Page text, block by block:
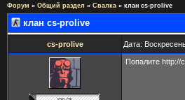
Форум » Общий раздел » Свалка » клан cs-prolive
клан cs-prolive
cs-prolive Дата:
Попалите http://